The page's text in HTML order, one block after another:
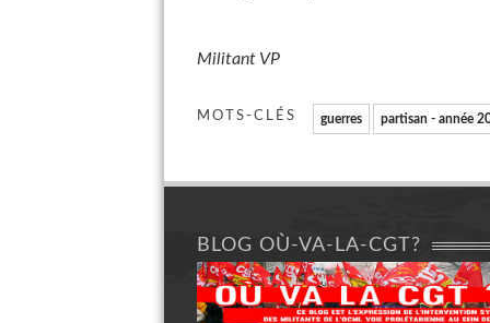
Militant VP
MOTS-CLÉS guerres partisan - année
BLOG OÙ-VA-LA-CGT?